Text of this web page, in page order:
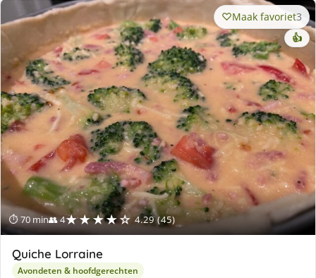
⏱ 70 min👥 4★★★★☆ 4.29 (45)
Maak favoriet3
👍
Quiche Lorraine
Avondeten & hoofdgerechten